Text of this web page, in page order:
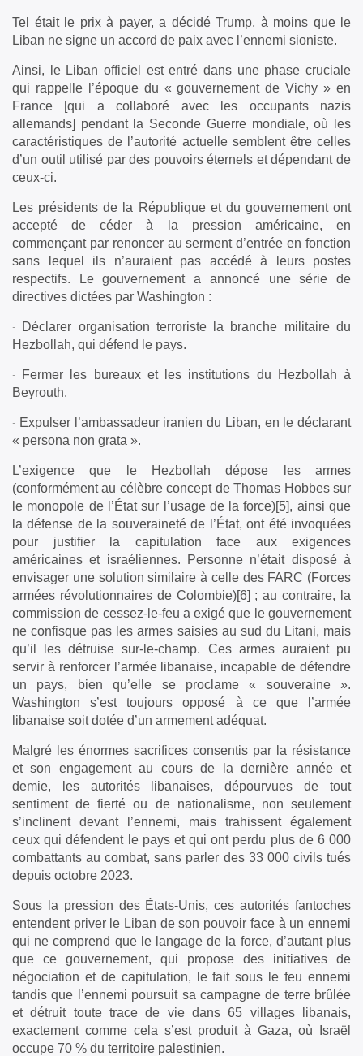
Tel était le prix à payer, a décidé Trump, à moins que le
Liban ne signe un accord de paix avec l’ennemi sioniste.
Ainsi, le Liban officiel est entré dans une phase cruciale
qui rappelle l’époque du « gouvernement de Vichy » en
France [qui a collaboré avec les occupants nazis
allemands] pendant la Seconde Guerre mondiale, où les
caractéristiques de l’autorité actuelle semblent être celles
d’un outil utilisé par des pouvoirs éternels et dépendant de
ceux-ci.
Les présidents de la République et du gouvernement ont
accepté de céder à la pression américaine, en
commençant par renoncer au serment d’entrée en fonction
sans lequel ils n’auraient pas accédé à leurs postes
respectifs. Le gouvernement a annoncé une série de
directives dictées par Washington :
–
Déclarer organisation terroriste la branche militaire du
Hezbollah, qui défend le pays.
–
Fermer les bureaux et les institutions du Hezbollah à
Beyrouth.
– Expulser l’ambassadeur iranien du Liban, en le déclarant
« persona non grata ».
L’exigence que le Hezbollah dépose les armes
(conformément au célèbre concept de Thomas Hobbes sur
le monopole de l’État sur l’usage de la force)[5], ainsi que
la défense de la souveraineté de l’État, ont été invoquées
pour justifier la capitulation face aux exigences
américaines et israéliennes. Personne n’était disposé à
envisager une solution similaire à celle des FARC (Forces
armées révolutionnaires de Colombie)[6] ; au contraire, la
commission de cessez-le-feu a exigé que le gouvernement
ne confisque pas les armes saisies au sud du Litani, mais
qu’il les détruise sur-le-champ. Ces armes auraient pu
servir à renforcer l’armée libanaise, incapable de défendre
un pays, bien qu’elle se proclame « souveraine ».
Washington s’est toujours opposé à ce que l’armée
libanaise soit dotée d’un armement adéquat.
Malgré les énormes sacrifices consentis par la résistance
et son engagement au cours de la dernière année et
demie, les autorités libanaises, dépourvues de tout
sentiment de fierté ou de nationalisme, non seulement
s’inclinent devant l’ennemi, mais trahissent également
ceux qui défendent le pays et qui ont perdu plus de 6 000
combattants au combat, sans parler des 33 000 civils tués
depuis octobre 2023.
Sous la pression des États-Unis, ces autorités fantoches
entendent priver le Liban de son pouvoir face à un ennemi
qui ne comprend que le langage de la force, d’autant plus
que ce gouvernement, qui propose des initiatives de
négociation et de capitulation, le fait sous le feu ennemi
tandis que l’ennemi poursuit sa campagne de terre brûlée
et détruit toute trace de vie dans 65 villages libanais,
exactement comme cela s’est produit à Gaza, où Israël
occupe 70 % du territoire palestinien.